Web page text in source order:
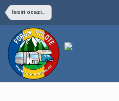
Iesiri ocazionale